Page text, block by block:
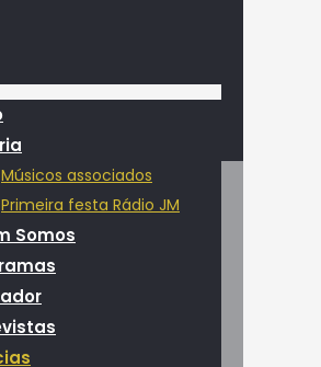
Músicos associados
Primeira festa Rádio JM
Somos